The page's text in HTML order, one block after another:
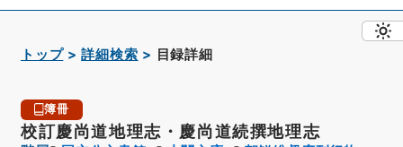
トップ 詳細検索 目録詳細
簿冊
校訂慶尚道地理志・慶尚道続撰地理志